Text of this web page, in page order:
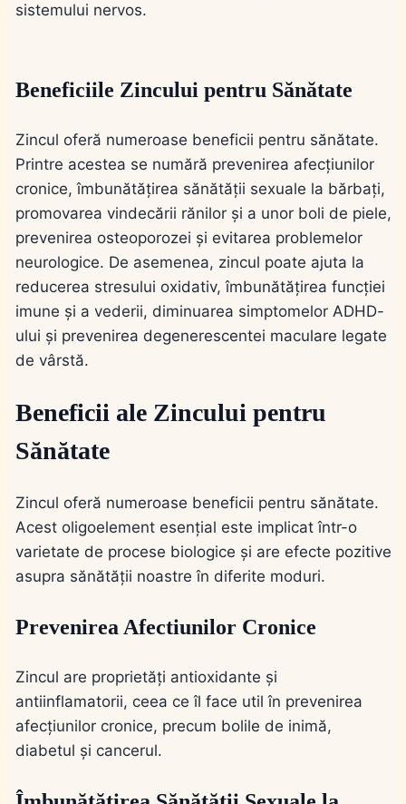
sistemului nervos.
Beneficiile Zincului pentru Sănătate
Zincul oferă numeroase beneficii pentru sănătate.
Printre acestea se numără prevenirea afecțiunilor
cronice, îmbunătățirea sănătății sexuale la bărbați,
promovarea vindecării rănilor și a unor boli de piele,
prevenirea osteoporozei și evitarea problemelor
neurologice. De asemenea, zincul poate ajuta la
reducerea stresului oxidativ, îmbunătățirea funcției
imune și a vederii, diminuarea simptomelor ADHD-
ului și prevenirea degenerescentei maculare legate
de vârstă.
Beneficii ale Zincului pentru
Sănătate
Zincul oferă numeroase beneficii pentru sănătate.
Acest oligoelement esențial este implicat într-o
varietate de procese biologice și are efecte pozitive
asupra sănătății noastre în diferite moduri.
Prevenirea Afectiunilor Cronice
Zincul are proprietăți antioxidante și
antiinflamatorii, ceea ce îl face util în prevenirea
afecțiunilor cronice, precum bolile de inimă,
diabetul și cancerul.